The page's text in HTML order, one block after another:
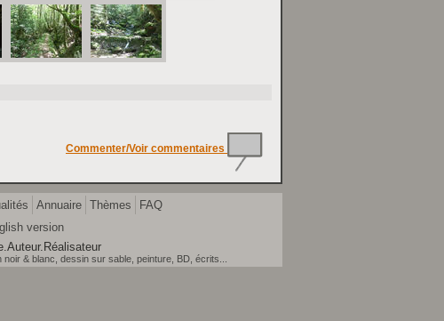
Commenter/Voir commentaires
Annuaire Thèmes
FAQ
version
& blanc, dessin sur sable, peinture, BD, écrits...